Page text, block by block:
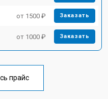
от 1500 ₽ Заказать
от 1000 ₽ Заказать
прайс